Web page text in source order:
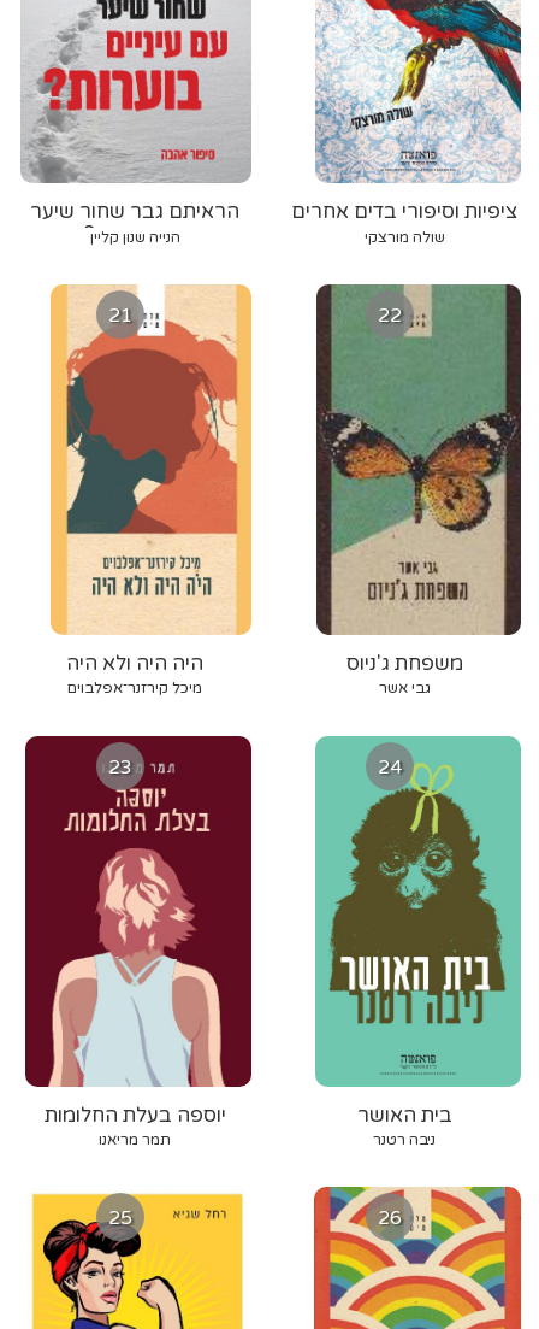
הראיתם גבר שחור שיער
עם עיניים בוערות? סיפור
הנייה שנון קליין
ציפיות וסיפורי בדים אחרים
שולה מורצקי
21
היה היה ולא היה
מיכל קירזנר־אפלבוים
22
משפחת ג'ניוס
גבי אשר
23
יוספה בעלת החלומות
תמר מריאנו
24
בית האושר
ניבה רטנר
25 26